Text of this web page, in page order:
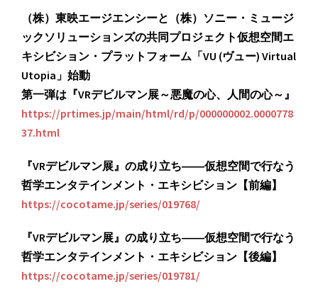
（株）東映エージエンシーと（株）ソニー・ミュージ
ックソリューションズの共同プロジェクト仮想空間エ
キシビション・プラットフォーム「VU (ヴュー) Virtual
Utopia」始動
第一弾は『VRデビルマン展～悪魔の心、人間の心～』
https://prtimes.jp/main/html/rd/p/000000002.0000778
37.html
『VRデビルマン展』の成り立ち――仮想空間で行なう
哲学エンタテインメント・エキシビション【前編】
https://cocotame.jp/series/019768/
『VRデビルマン展』の成り立ち――仮想空間で行なう
哲学エンタテインメント・エキシビション【後編】
https://cocotame.jp/series/019781/